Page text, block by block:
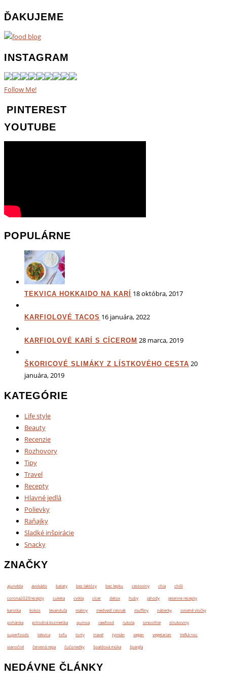
ĎAKUJEME
INSTAGRAM
Follow Me!
PINTEREST
YOUTUBE
POPULÁRNE
TEKVICA HOKKAIDO NA KARÍ 18 októbra, 2017
KARFIOLOVÉ TACOS 16 januára, 2022
KARFIOLOVÉ KARÍ S CÍCEROM 28 marca, 2019
ŠKORICOVÉ SLIMÁKY Z LÍSTKOVÉHO CESTA 20
januára, 2019
KATEGÓRIE
Life style
Beauty
Recenzie
Rozhovory
Tipy
Travel
Recepty
Hlavné jedlá
Polievky
Raňajky
Sladké inšpirácie
Snacky
ZNAČKY
ajurvéda avokádo bataty bez laktózy bez lepku cestoviny chia chilli
corona2020recepty cuketa cvikla cícer detox huby jahody jesenne recepty
karotka kokos levanduľa maliny medvedí cesnak muffiny nátierky ovsené vločky
pohánka prírodná kozmetika quinoa rawfood rukola smoothie strukoviny
superfoods tekvica tofu torty travel tymián vegan vegetarian Veľká noc
vianočné červená repa čučoriedky špaldová múka špargľa
NEDÁVNE ČLÁNKY